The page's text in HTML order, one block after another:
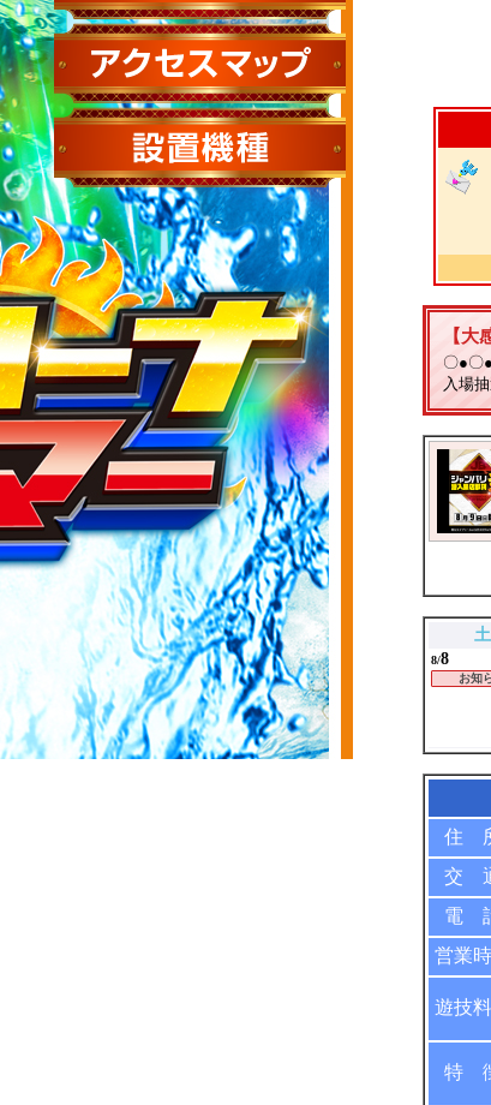
【
〇●〇
入場
土
8/8
お知
住
交
電
営業
遊技
特